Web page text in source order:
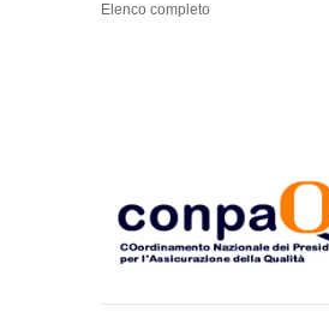
Elenco completo